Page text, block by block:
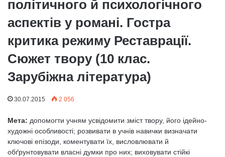
політичного й психологічного
аспектів у романі. Гостра
критика режиму Реставрації.
Сюжет твору (10 клас.
Зарубіжна література)
30.07.2015 2 056
Мета: допомогти учням усвідомити зміст твору, його ідейно-
художні особливості; розвивати в учнів навички визначати
ключові епізоди, коментувати їх, висловлювати й
обґрунтовувати власні думки про них; виховувати стійкі